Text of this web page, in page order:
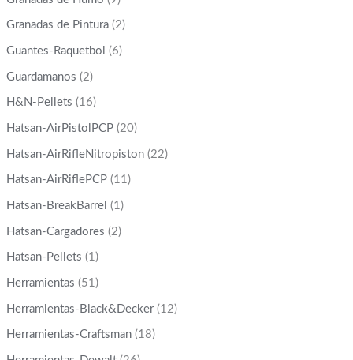
Granadas de Pintura (2)
Guantes-Raquetbol (6)
Guardamanos (2)
H&N-Pellets (16)
Hatsan-AirPistolPCP (20)
Hatsan-AirRifleNitropiston (22)
Hatsan-AirRiflePCP (11)
Hatsan-BreakBarrel (1)
Hatsan-Cargadores (2)
Hatsan-Pellets (1)
Herramientas (51)
Herramientas-Black&Decker (12)
Herramientas-Craftsman (18)